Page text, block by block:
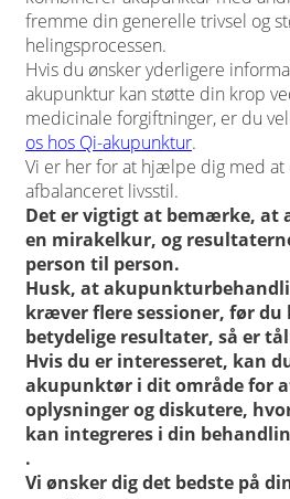
fremme din generelle trivsel og
helingsprocessen.
Hvis du ønsker yderligere
akupunktur kan støtte din krop
medicinale forgiftninger, er du
os hos Qi-akupunktur.
Vi er her for at hjælpe dig med at
afbalanceret livsstil.
Det er vigtigt at bemærke, at
en mirakelkur, og
person til person.
Husk, at
kræver flere sessioner, før du
betydelige resultater, så er
Hvis du er interesseret, kan
akupunktør i dit område for
oplysninger og diskutere,
kan integreres i din
.
Vi ønsker dig det bedste på